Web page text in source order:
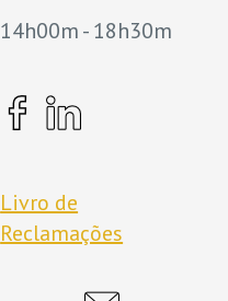
14h00m - 18h30m
Livro de
Reclamações